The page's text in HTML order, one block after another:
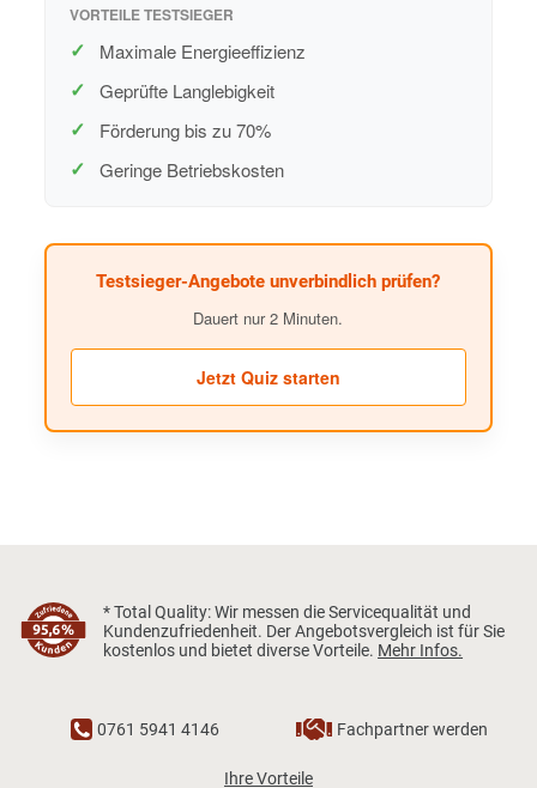
VORTEILE TESTSIEGER
Maximale Energieeffizienz
Geprüfte Langlebigkeit
Förderung bis zu 70%
Geringe Betriebskosten
Testsieger-Angebote unverbindlich prüfen?
Dauert nur 2 Minuten.
Jetzt Quiz starten
0761 5941 4146 Fachpartner werden
* Total Quality: Wir messen die Servicequalität und
Kundenzufriedenheit. Der Angebotsvergleich ist für Sie
kostenlos und bietet diverse Vorteile. Mehr Infos.
Ihre Vorteile